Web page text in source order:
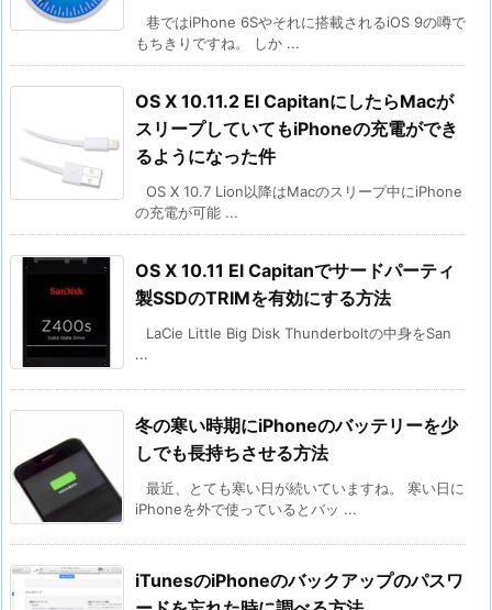
巷ではiPhone 6Sやそれに搭載されるiOS 9の噂で
もちきりですね。 しか ...
OS X 10.11.2 El CapitanにしたらMacが
スリープしていてもiPhoneの充電ができ
るようになった件
OS X 10.7 Lion以降はMacのスリープ中にiPhone
の充電が可能 ...
OS X 10.11 El Capitanでサードパーティ
製SSDのTRIMを有効にする方法
LaCie Little Big Disk Thunderboltの中身をSan
...
冬の寒い時期にiPhoneのバッテリーを少
しでも長持ちさせる方法
最近、とても寒い日が続いていますね。 寒い日に
iPhoneを外で使っているとバッ ...
iTunesのiPhoneのバックアップのパスワ